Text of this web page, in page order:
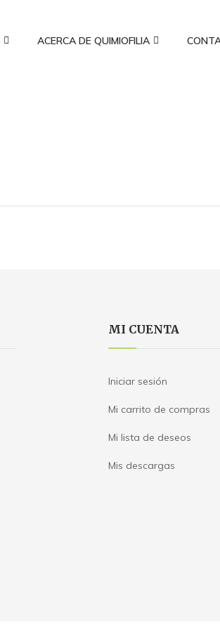
ACERCA DE QUIMIOFILIA
MI CUENTA
Iniciar sesión
Mi carrito de compras
Mi lista de deseos
Mis descargas